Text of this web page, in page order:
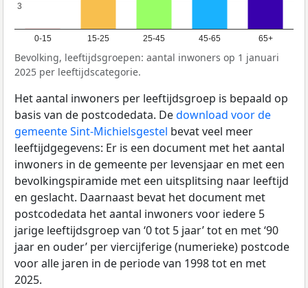
0-15 15-25 25-45 45-65 65+
3
3
Bevolking, leeftijdsgroepen: aantal inwoners op 1 januari
2025 per leeftijdscategorie.
Het aantal inwoners per leeftijdsgroep is bepaald op
basis van de postcodedata. Dedownload voor de
gemeente Sint-Michielsgestel bevat veel meer
leeftijdgegevens: Er is een document met het aantal
inwoners in de gemeente per levensjaar en met een
bevolkingspiramide met een uitsplitsing naar leeftijd
en geslacht. Daarnaast bevat het document met
postcodedata het aantal inwoners voor iedere 5
jarige leeftijdsgroep van ‘0 tot 5 jaar’ tot en met ‘90
jaar en ouder’ per viercijferige (numerieke) postcode
voor alle jaren in de periode van 1998 tot en met
2025.